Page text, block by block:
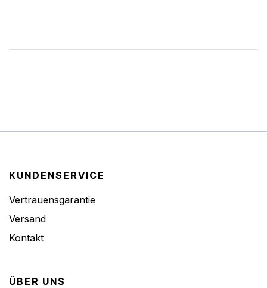
KUNDENSERVICE
Vertrauensgarantie
Versand
Kontakt
ÜBER UNS